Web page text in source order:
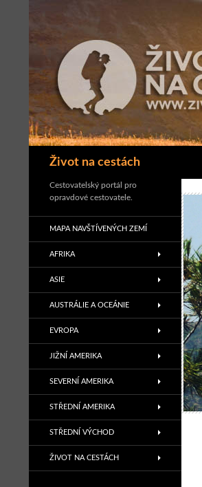
Život na cestách
Hledat
Cestovatelský portál pro
opravdové cestovatele.
MAPA NAVŠTÍVENÝCH ZEMÍ
AFRIKA
ASIE
AUSTRÁLIE A OCEÁNIE
EVROPA
JIŽNÍ AMERIKA
SEVERNÍ AMERIKA
STŘEDNÍ AMERIKA
STŘEDNÍ VÝCHOD
ŽIVOT NA CESTÁCH